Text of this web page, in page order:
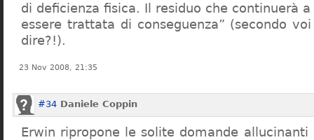
di deficienza fisica. Il residuo che continuerà
essere trattata di conseguenza” (secondo
dire?!).
23 Nov 2008, 21:35
#34 Daniele Coppin
Erwin ripropone le solite domande